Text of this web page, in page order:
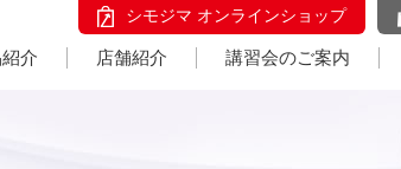
シモジマ オンラインショップ
介 店舗紹介 講習会のご案内